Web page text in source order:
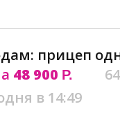
прицеп
48 900 Р.
в 14:49